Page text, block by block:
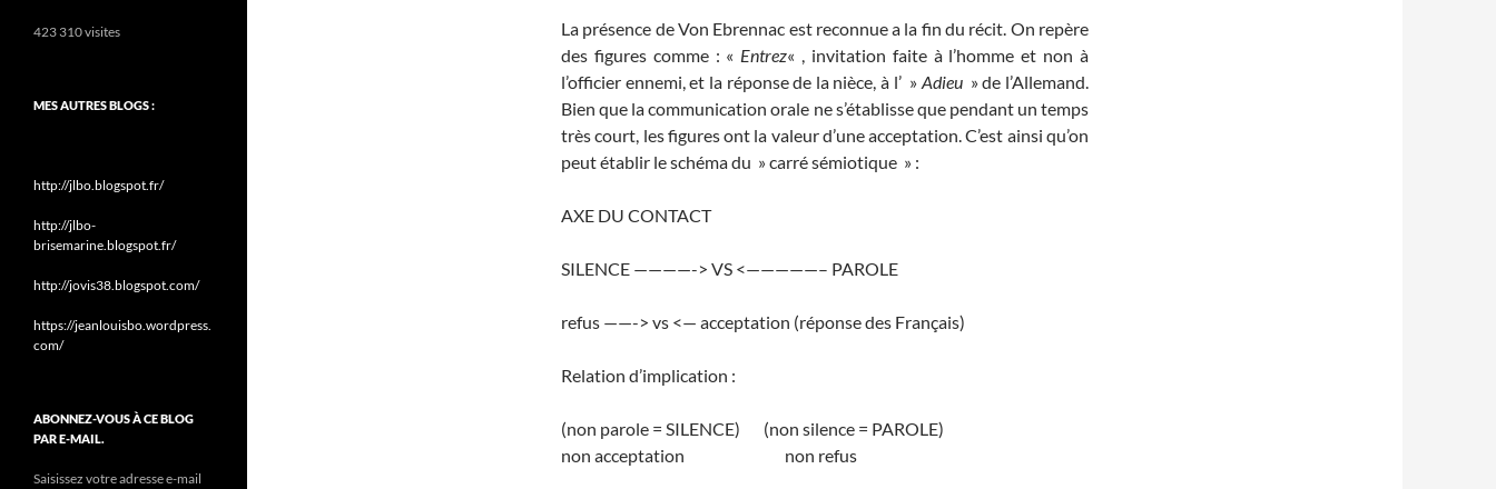
La présence de Von Ebrennac est reconnue a la fin du récit. On repère
des figures comme : « Entrez« , invitation faite à l’homme et non à
l’officier ennemi, et la réponse de la nièce, à l’ » Adieu» de l’Allemand.
Bien que la communication orale ne s’établisse que pendant un temps
très court, les figures ont la valeur d’une acceptation. C’est ainsi qu’on
peut établir le schéma du » carré sémiotique » :
AXE DU CONTACT
SILENCE ————-> VS <—————– PAROLE
refus ——-> vs <— acceptation (réponse des Français)
Relation d’implication :
(non parole = SILENCE) (non silence = PAROLE)
non acceptation non refus
423 310 visites
MES AUTRES BLOGS :
http://jlbo.blogspot.fr/
http://jlbo-
brisemarine.blogspot.fr/
http://jovis38.blogspot.com/
https://jeanlouisbo.wordpress.
com/
ABONNEZ-VOUS À CE BLOG
PAR E-MAIL.
Saisissez votre adresse e-mail